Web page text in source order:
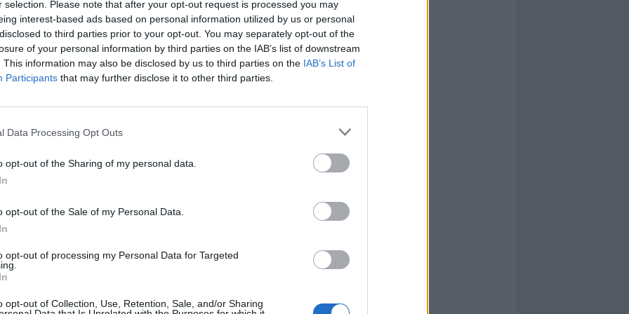
selection. Please note that after your opt-out request is processed you may
interest-based ads based on personal information utilized by us or personal
to third parties prior to your opt-out. You may separately opt-out of the
of your personal information by third parties on the IAB’s list of downstream
This information may also be disclosed by us to third parties on the IAB’s List of
Participants that may further disclose it to other third parties.
Data Processing Opt Outs
opt-out of the Sharing of my personal data.
opt-out of the Sale of my Personal Data.
opt-out of processing my Personal Data for Targeted
opt-out of Collection, Use, Retention, Sale, and/or Sharing
camici
anti-